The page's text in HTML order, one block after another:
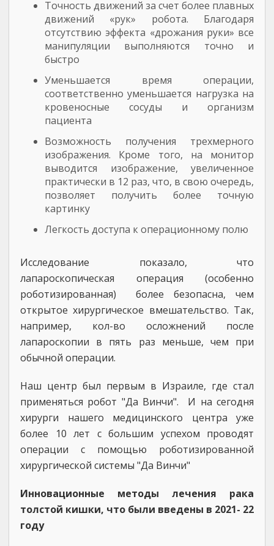
Точность движений за счет более плавных
движений «рук» робота. Благодаря
отсутствию эффекта «дрожания руки» все
манипуляции выполняются точно и
быстро
Уменьшается время операции,
соответственно уменьшается нагрузка на
кровеносные сосуды и организм
пациента
Возможность получения трехмерного
изображения. Кроме того, на монитор
выводится изображение, увеличенное
практически в 12 раз, что, в свою очередь,
позволяет получить более точную
картинку
Легкость доступа к операционному полю
Исследование показало, что
лапароскопическая операция (особенно
роботизированная) более безопасна, чем
открытое хирургическое вмешательство. Так,
например, кол-во осложнений после
лапароскопии в пять раз меньше, чем при
обычной операции.
Наш центр был первым в Израиле, где стал
применяться робот "Да Винчи". И на сегодня
хирурги нашего медицинского центра уже
более 10 лет с большим успехом проводят
операции с помощью роботизированной
хирургической системы "Да Винчи"
Инновационные методы лечения рака
толстой кишки, что были введены в 2021- 22
году